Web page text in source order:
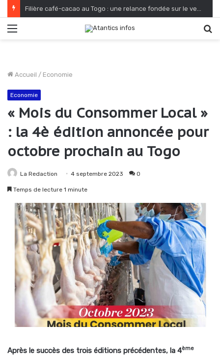
Filière café-cacao au Togo : une relance fondée sur le verdissement et la qualité
Accueil / Economie
Economie
« Mois du Consommer Local »
: la 4è édition annoncée pour
octobre prochain au Togo
La Redaction 4 septembre 2023 0
Temps de lecture 1 minute
Après le succès des trois éditions précédentes, la 4ème